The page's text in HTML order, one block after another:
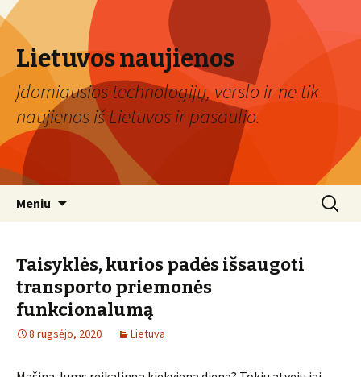
Lietuvos naujienos
Įdomiausios technologijų, verslo ir ne tik
naujienos iš Lietuvos ir pasaulio.
Meniu Ieškoti:
Taisyklės, kurios padės išsaugoti
transporto priemonės
funkcionalumą
8 rugsėjo, 2020 Lietuva